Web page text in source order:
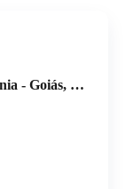
Avenida T-15, 241 - Setor Bueno, Goiânia - Goiás, Brasil